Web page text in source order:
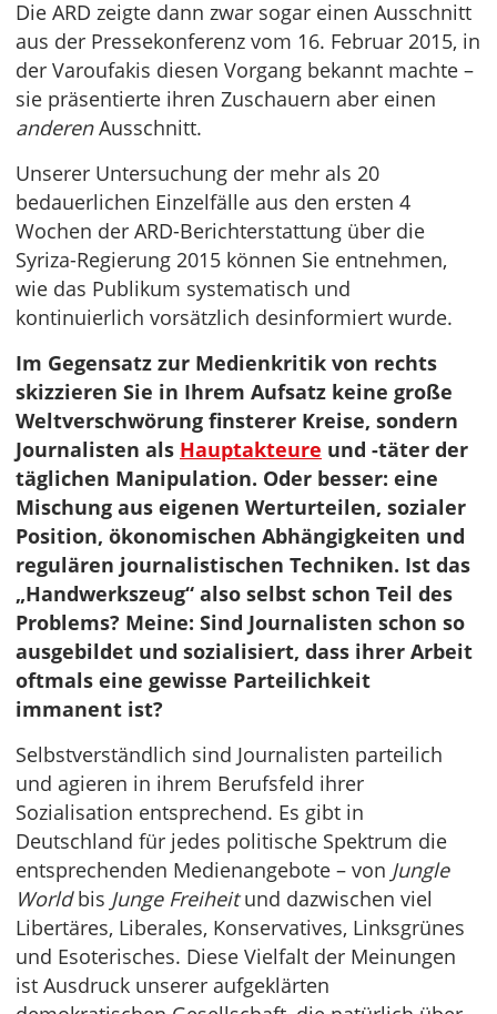
Die ARD zeigte dann zwar sogar einen Ausschnitt
aus der Pressekonferenz vom 16. Februar 2015, in
der Varoufakis diesen Vorgang bekannt machte –
sie präsentierte ihren Zuschauern aber einen
anderenAusschnitt.
Unserer Untersuchung der mehr als 20
bedauerlichen Einzelfälle aus den ersten 4
Wochen der ARD-Berichterstattung über die
Syriza-Regierung 2015 können Sie entnehmen,
wie das Publikum systematisch und
kontinuierlich vorsätzlich desinformiert wurde.
Im Gegensatz zur Medienkritik von rechts
skizzieren Sie in Ihrem Aufsatz keine große
Weltverschwörung finsterer Kreise, sondern
Journalisten als Hauptakteure und -täter der
täglichen Manipulation. Oder besser: eine
Mischung aus eigenen Werturteilen, sozialer
Position, ökonomischen Abhängigkeiten und
regulären journalistischen Techniken. Ist das
„Handwerkszeug“ also selbst schon Teil des
Problems? Meine: Sind Journalisten schon so
ausgebildet und sozialisiert, dass ihrer Arbeit
oftmals eine gewisse Parteilichkeit
immanent ist?
Selbstverständlich sind Journalisten parteilich
und agieren in ihrem Berufsfeld ihrer
Sozialisation entsprechend. Es gibt in
Deutschland für jedes politische Spektrum die
entsprechenden Medienangebote – von Jungle
Worldbis Junge Freiheitund dazwischen viel
Libertäres, Liberales, Konservatives, Linksgrünes
und Esoterisches. Diese Vielfalt der Meinungen
ist Ausdruck unserer aufgeklärten